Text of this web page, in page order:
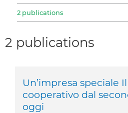
2 publications
2 publications
Un’impresa speciale
cooperativo dal
oggi